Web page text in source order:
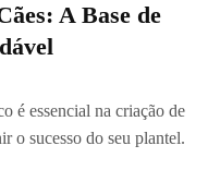
A Base de
é essencial na criação de
o sucesso do seu plantel.